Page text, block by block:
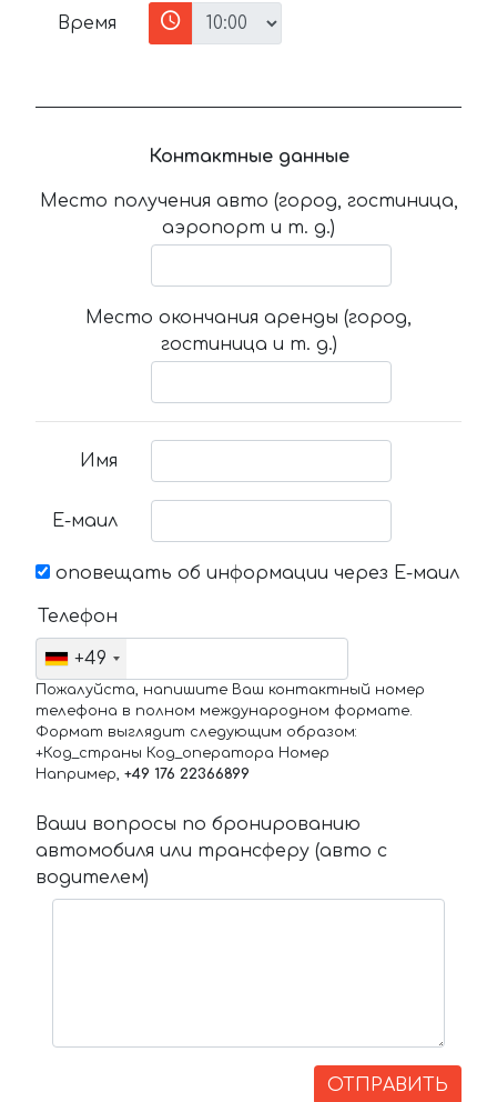
Время
Контактные данные
Место получения авто (город, гостиница,
аэропорт и т. д.)
Место окончания аренды (город,
гостиница и т. д.)
Имя
Е-маил
оповещать об информации через Е-маил
Телефон
+49
Пожалуйста, напишите Ваш контактный номер
телефона в полном международном формате.
Формат выглядит следующим образом:
+Код_страны Код_оператора Номер
Например, +49 176 22366899
Ваши вопросы по бронированию
автомобиля или трансферу (авто с
водителем)
ОТПРАВИТЬ